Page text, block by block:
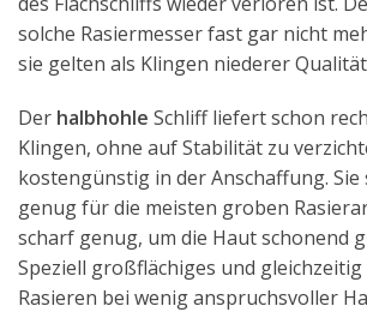
solche Rasiermesser fast gar nicht
sie gelten als Klingen niederer
Der halbhohle Schliff liefert schon
Klingen, ohne auf Stabilität zu
kostengünstig in der Anschaffung. Sie
genug für die meisten groben
scharf genug, um die Haut schonend
Speziell großflächiges und
Rasieren bei wenig anspruchsvoller